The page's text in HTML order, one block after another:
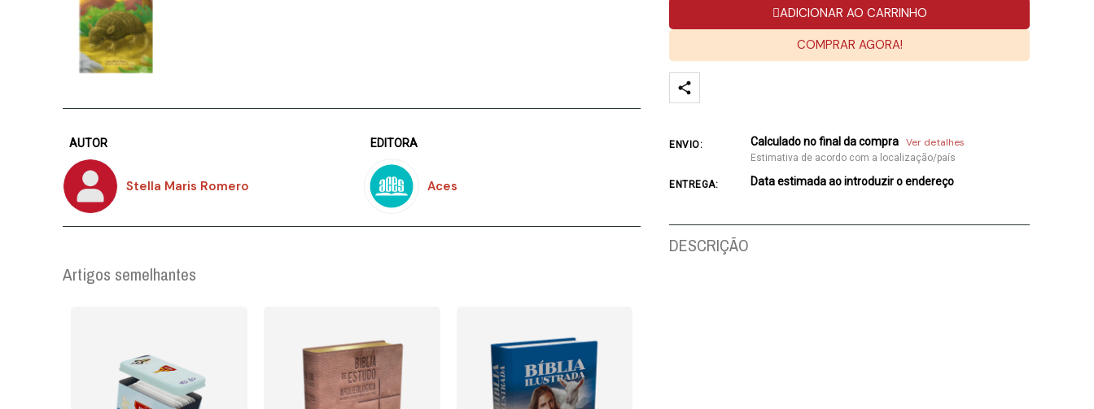
AUTOR
Stella Maris Romero
EDITORA
Aces
Artigos semelhantes
ADICIONAR AO CARRINHO
COMPRAR AGORA!
ENVIO: Calculado no final da compra Ver detalhes
Estimativa de acordo com a localização/país
ENTREGA: Data estimada ao introduzir o endereço
DESCRIÇÃO